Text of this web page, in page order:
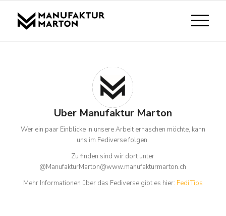
Über Manufaktur Marton
Wer ein paar Einblicke in unsere Arbeit erhaschen möchte, kann
uns im Fediverse folgen.
Zu finden sind wir dort unter
@ManufakturMarton@www.manufakturmarton.ch
Mehr Informationen über das Fediverse gibt es hier: Fedi.Tips